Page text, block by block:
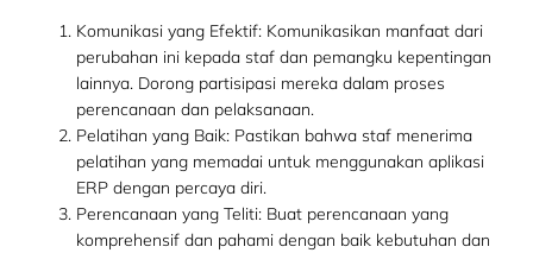
Komunikasi yang Efektif: Komunikasikan manfaat dari
perubahan ini kepada staf dan pemangku kepentingan
lainnya. Dorong partisipasi mereka dalam proses
perencanaan dan pelaksanaan.
Pelatihan yang Baik: Pastikan bahwa staf menerima
pelatihan yang memadai untuk menggunakan aplikasi
ERP dengan percaya diri.
Perencanaan yang Teliti: Buat perencanaan yang
komprehensif dan pahami dengan baik kebutuhan dan